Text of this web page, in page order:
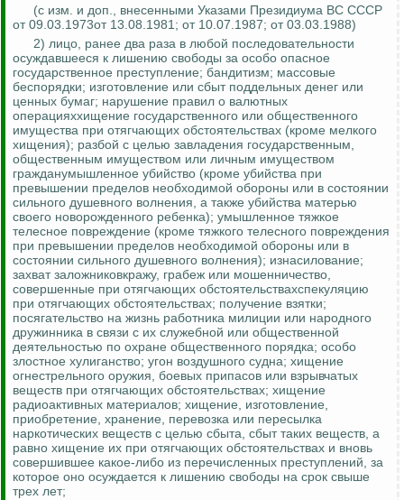
(с изм. и доп., внесенными Указами Президиума ВС СССР
от 09.03.1973от 13.08.1981; от 10.07.1987; от 03.03.1988)
2) лицо, ранее два раза в любой последовательности
осуждавшееся к лишению свободы за особо опасное
государственное преступление; бандитизм; массовые
беспорядки; изготовление или сбыт поддельных денег или
ценных бумаг; нарушение правил о валютных
операцияххищение государственного или общественного
имущества при отягчающих обстоятельствах (кроме мелкого
хищения); разбой с целью завладения государственным,
общественным имуществом или личным имуществом
гражданумышленное убийство (кроме убийства при
превышении пределов необходимой обороны или в состоянии
сильного душевного волнения, а также убийства матерью
своего новорожденного ребенка); умышленное тяжкое
телесное повреждение (кроме тяжкого телесного повреждения
при превышении пределов необходимой обороны или в
состоянии сильного душевного волнения); изнасилование;
захват заложниковкражу, грабеж или мошенничество,
совершенные при отягчающих обстоятельствахспекуляцию
при отягчающих обстоятельствах; получение взятки;
посягательство на жизнь работника милиции или народного
дружинника в связи с их служебной или общественной
деятельностью по охране общественного порядка; особо
злостное хулиганство; угон воздушного судна; хищение
огнестрельного оружия, боевых припасов или взрывчатых
веществ при отягчающих обстоятельствах; хищение
радиоактивных материалов; хищение, изготовление,
приобретение, хранение, перевозка или пересылка
наркотических веществ с целью сбыта, сбыт таких веществ, а
равно хищение их при отягчающих обстоятельствах и вновь
совершившее какое-либо из перечисленных преступлений, за
которое оно осуждается к лишению свободы на срок свыше
трех лет;